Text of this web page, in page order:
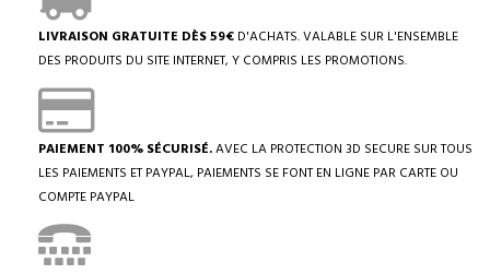
LIVRAISON GRATUITE DÈS 59€ D'ACHATS. VALABLE SUR L'ENSEMBLE
DES PRODUITS DU SITE INTERNET, Y COMPRIS LES PROMOTIONS.
PAIEMENT 100% SÉCURISÉ.AVEC LA PROTECTION 3D SECURE SUR TOUS
LES PAIEMENTS ET PAYPAL, PAIEMENTS SE FONT EN LIGNE PAR CARTE OU
COMPTE PAYPAL